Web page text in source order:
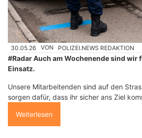
30.05.26 VON POLIZEI.NEWS REDAKTION
#Radar Auch am Wochenende sind wir
Einsatz.
Unsere Mitarbeitenden sind auf den
sorgen dafür, dass ihr sicher ans Ziel
Weiterlesen